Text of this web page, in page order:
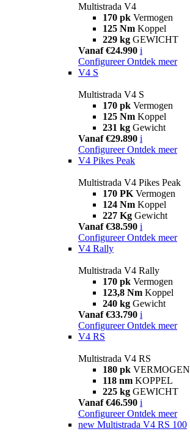
Multistrada V4
170 pk Vermogen
125 Nm Koppel
229 kg GEWICHT
Vanaf €24.990 i
Configureer Ontdek meer
V4 S
Multistrada V4 S
170 pk Vermogen
125 Nm Koppel
231 kg Gewicht
Vanaf €29.890 i
Configureer Ontdek meer
V4 Pikes Peak
Multistrada V4 Pikes Peak
170 PK Vermogen
124 Nm Koppel
227 Kg Gewicht
Vanaf €38.590 i
Configureer Ontdek meer
V4 Rally
Multistrada V4 Rally
170 pk Vermogen
123,8 Nm Koppel
240 kg Gewicht
Vanaf €33.790 i
Configureer Ontdek meer
V4 RS
Multistrada V4 RS
180 pk VERMOGEN
118 nm KOPPEL
225 kg GEWICHT
Vanaf €46.590 i
Configureer Ontdek meer
new Multistrada V4 RS 100